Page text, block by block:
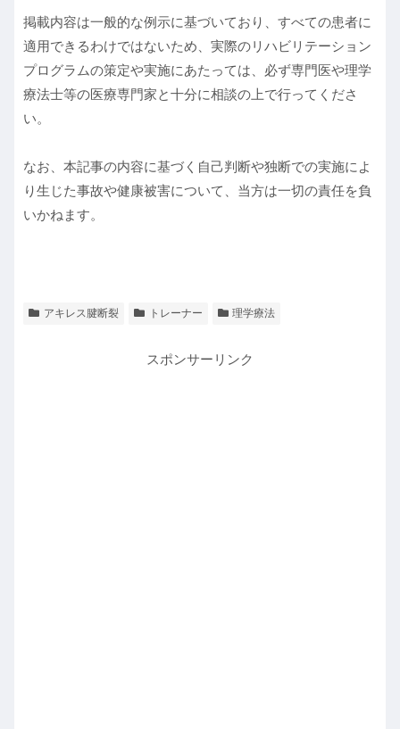
掲載内容は一般的な例示に基づいており、すべての患者に
適用できるわけではないため、実際のリハビリテーション
プログラムの策定や実施にあたっては、必ず専門医や理学
療法士等の医療専門家と十分に相談の上で行ってくださ
い。
なお、本記事の内容に基づく自己判断や独断での実施によ
り生じた事故や健康被害について、当方は一切の責任を負
いかねます。
アキレス腱断裂 トレーナー 理学療法
スポンサーリンク